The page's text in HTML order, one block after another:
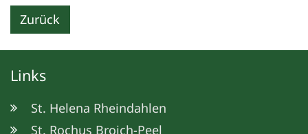
Zurück
Links
St. Helena Rheindahlen
St. Rochus Broich-Peel